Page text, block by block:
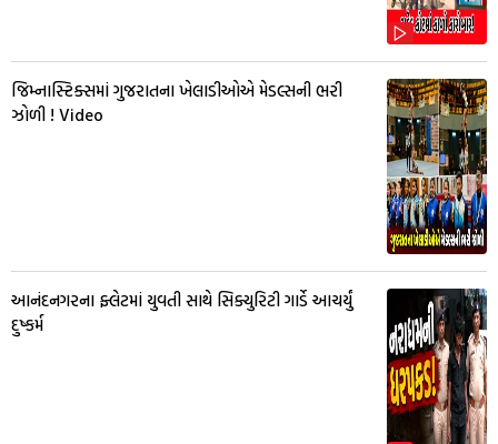
જિમ્નાસ્ટિક્સમાં ગુજરાતના ખેલાડીઓએ મેડલ્સની ભરી
ઝોળી ! Video
આનંદનગરના ફ્લેટમાં યુવતી સાથે સિક્યુરિટી ગાર્ડે આચર્યું
દુષ્કર્મ